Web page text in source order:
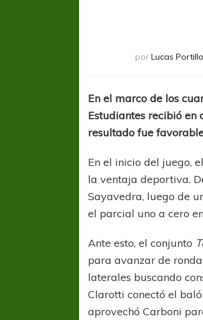
por Lucas Portillo
En el marco de los
Estudiantes recibió en
resultado fue
En el inicio del juego,
la ventaja deportiva.
Sayavedra, luego de
el parcial uno a cero
Ante esto, el conjunto
para avanzar de
laterales buscando
Clarotti conectó el
aprovechó Carboni